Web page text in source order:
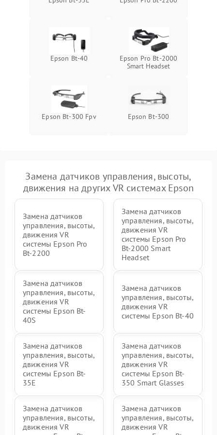
Epson Bt-40
Epson Pro Bt-2000
Smart Headset
Epson Bt-300 Fpv Epson Bt-300
Замена датчиков управления, высоты,
движения на других VR системах Epson
Замена датчиков
управления, высоты,
движения VR
системы Epson Pro
Bt-2200
Замена датчиков
управления, высоты,
движения VR
системы Epson Pro
Bt-2000 Smart
Headset
Замена датчиков
управления, высоты,
движения VR
системы Epson Bt-
40S
Замена датчиков
управления, высоты,
движения VR
системы Epson Bt-40
Замена датчиков
управления, высоты,
движения VR
системы Epson Bt-
35E
Замена датчиков
управления, высоты,
движения VR
системы Epson Bt-
350 Smart Glasses
Замена датчиков
управления, высоты,
движения VR
Замена датчиков
управления, высоты,
движения VR